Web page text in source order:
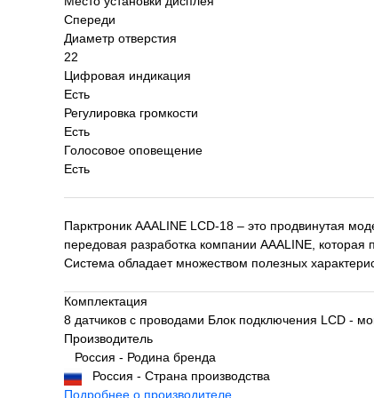
Спереди
Диаметр отверстия
22
Цифровая индикация
Есть
Регулировка громкости
Есть
Голосовое оповещение
Есть
Парктроник AAALINE LCD-18 – это продвинутая
передовая разработка компании AAALINE,
Система обладает множеством полезных
Комплектация
8 датчиков с проводами Блок подключения LCD -
Производитель
Россия - Родина бренда
Россия - Страна производства
Подробнее о производителе